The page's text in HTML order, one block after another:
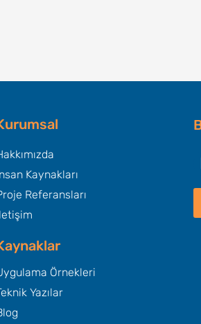
Kaynakları
Referansları
Örnekleri
Yazılar